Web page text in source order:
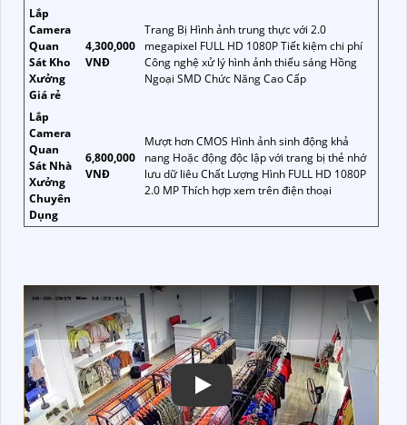
Lắp
Camera
Quan
Sát Kho
Xưởng
Giá rẻ
4,300,000
VNĐ
Trang Bị Hình ảnh trung thực với 2.0
megapixel FULL HD 1080P Tiết kiệm chi phí
Công nghệ xử lý hình ảnh thiếu sáng Hồng
Ngoại SMD Chức Năng Cao Cấp
Lắp
Camera
Quan
Sát Nhà
Xưởng
Chuyên
Dụng
6,800,000
VNĐ
Mượt hơn CMOS Hình ảnh sinh động khả
nang Hoặc động độc lập với trang bị thẻ nhớ
lưu dữ liêu Chất Lượng Hình FULL HD 1080P
2.0 MP Thích hợp xem trên điện thoại